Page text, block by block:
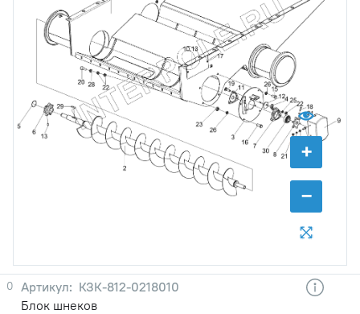
+
−
0
КЗК-812-0218010
Блок шнеков